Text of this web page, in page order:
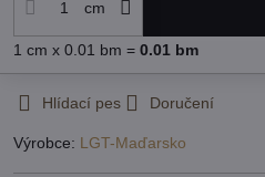
cm
1 cm x 0.01 bm = 0.01 bm
Hlídací pes Doručení
Výrobce: LGT-Maďarsko